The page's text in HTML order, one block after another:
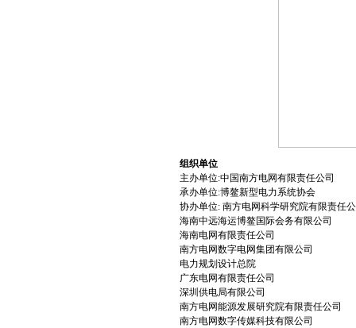
组织单位
主办单位:中国南方电网有限责任公司
承办单位:博鳌新型电力系统协会
协办单位: 南方电网科学研究院有限责任
海南中远海运博鳌国际会务有限公司
海南电网有限责任公司
南方电网数字电网集团有限公司
电力规划设计总院
广东电网有限责任公司
深圳供电局有限公司
南方电网能源发展研究院有限责任公司
南方电网数字传媒科技有限公司